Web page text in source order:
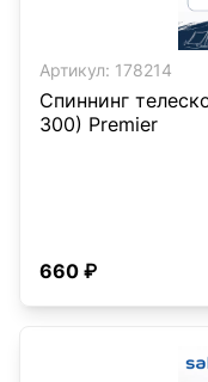
Артикул: 178214
Спиннинг
300) Premier
660 ₽